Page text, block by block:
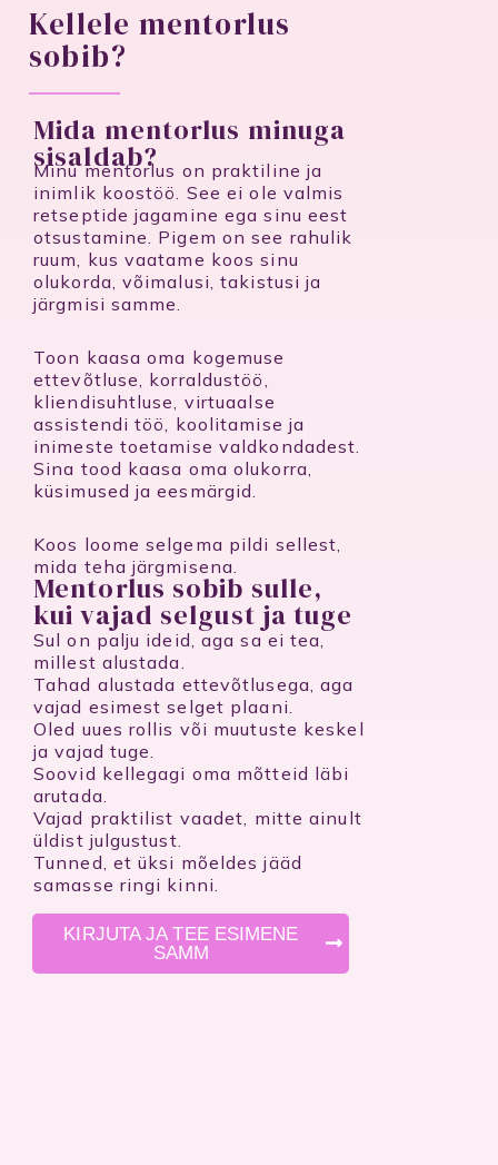
Kellele mentorlus
sobib?
Mida mentorlus minuga
sisaldab?
Minu mentorlus on praktiline ja
inimlik koostöö. See ei ole valmis
retseptide jagamine ega sinu eest
otsustamine. Pigem on see rahulik
ruum, kus vaatame koos sinu
olukorda, võimalusi, takistusi ja
järgmisi samme.
Toon kaasa oma kogemuse
ettevõtluse, korraldustöö,
kliendisuhtluse, virtuaalse
assistendi töö, koolitamise ja
inimeste toetamise valdkondadest.
Sina tood kaasa oma olukorra,
küsimused ja eesmärgid.
Koos loome selgema pildi sellest,
mida teha järgmisena.
Mentorlus sobib sulle,
kui vajad selgust ja tuge
Sul on palju ideid, aga sa ei tea,
millest alustada.
Tahad alustada ettevõtlusega, aga
vajad esimest selget plaani.
Oled uues rollis või muutuste keskel
ja vajad tuge.
Soovid kellegagi oma mõtteid läbi
arutada.
Vajad praktilist vaadet, mitte ainult
üldist julgustust.
Tunned, et üksi mõeldes jääd
samasse ringi kinni.
KIRJUTA JA TEE ESIMENE
SAMM